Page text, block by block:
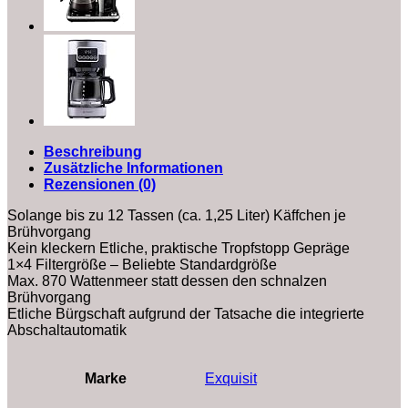
Beschreibung
Zusätzliche Informationen
Rezensionen (0)
Solange bis zu 12 Tassen (ca. 1,25 Liter) Käffchen je
Brühvorgang
Kein kleckern Etliche, praktische Tropfstopp Gepräge
1×4 Filtergröße – Beliebte Standardgröße
Max. 870 Wattenmeer statt dessen den schnalzen
Brühvorgang
Etliche Bürgschaft aufgrund der Tatsache die integrierte
Abschaltautomatik
Marke ‎Exquisit